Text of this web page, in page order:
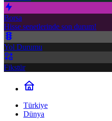
Borsa
Hisse senetlerinde son durum!
Yol Durumu
Fikstür
Türkiye
Dünya